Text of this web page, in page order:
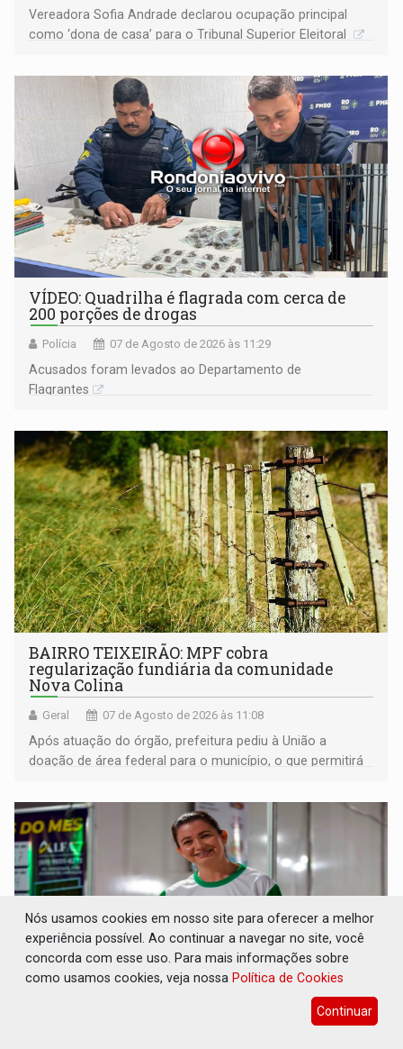
Vereadora Sofia Andrade declarou ocupação principal
como ‘dona de casa’ para o Tribunal Superior Eleitoral
VÍDEO: Quadrilha é flagrada com cerca de
200 porções de drogas
Polícia 07 de Agosto de 2026 às 11:29
Acusados foram levados ao Departamento de
Flagrantes
BAIRRO TEIXEIRÃO: MPF cobra
regularização fundiária da comunidade
Nova Colina
Geral 07 de Agosto de 2026 às 11:08
Após atuação do órgão, prefeitura pediu à União a
doação de área federal para o município, o que permitirá
SUCESSO NA ABERTURA: 2ª Feira Rondônia
Nós usamos cookies em nosso site para oferecer a melhor
experiência possível. Ao continuar a navegar no site, você
concorda com esse uso. Para mais informações sobre
como usamos cookies, veja nossa Política de Cookies
Continuar